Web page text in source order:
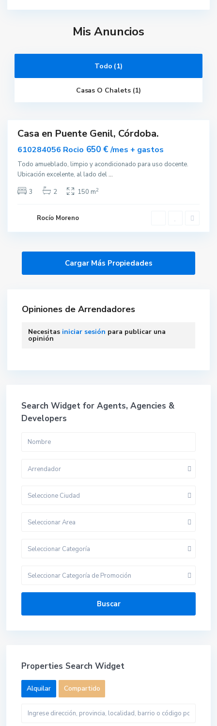
Mis Anuncios
Todo (1)
Casas O Chalets (1)
e
G
Casa en Puente Genil, Córdoba.
610284056 Rocio 650 €/mes + gastos
Todo amueblado, limpio y acondicionado para uso docente.
Ubicación excelente, al lado del...
3
2 150 m2
Rocío Moreno
Opiniones de Arrendadores
Necesitas iniciar sesión para publicar una
opinión
Search Widget for Agents, Agencies &
Developers
Arrendador
Seleccione Ciudad
Seleccionar Area
Seleccionar Categoría
Seleccionar Categoría de Promoción
Buscar
Properties Search Widget
Alquilar Compartido